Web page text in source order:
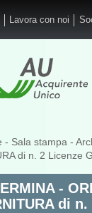
Lavora con noi
- Sala stampa -
di n. 2 Licenze
-
di